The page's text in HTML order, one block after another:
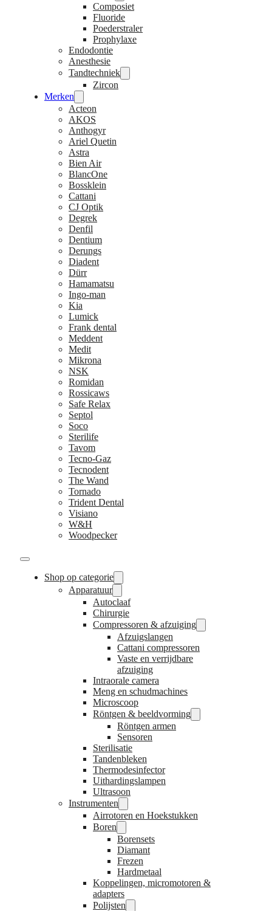
Composiet
Fluoride
Poederstraler
Prophylaxe
Endodontie
Anesthesie
Tandtechniek
Zircon
Merken
Acteon
AKOS
Anthogyr
Ariel Quetin
Astra
Bien Air
BlancOne
Bossklein
Cattani
CJ Optik
Degrek
Denfil
Dentium
Derungs
Diadent
Dürr
Hamamatsu
Ingo-man
Kia
Lumick
Frank dental
Meddent
Medit
Mikrona
NSK
Romidan
Rossicaws
Safe Relax
Septol
Soco
Sterilife
Tavom
Tecno-Gaz
Tecnodent
The Wand
Tornado
Trident Dental
Visiano
W&H
Woodpecker
Shop op categorie
Apparatuur
Autoclaaf
Chirurgie
Compressoren & afzuiging
Afzuigslangen
Cattani compressoren
Vaste en verrijdbare
afzuiging
Intraorale camera
Meng en schudmachines
Microscoop
Röntgen & beeldvorming
Röntgen armen
Sensoren
Sterilisatie
Tandenbleken
Thermodesinfector
Uithardingslampen
Ultrasoon
Instrumenten
Airrotoren en Hoekstukken
Boren
Borensets
Diamant
Frezen
Hardmetaal
Koppelingen, micromotoren &
adapters
Polijsten